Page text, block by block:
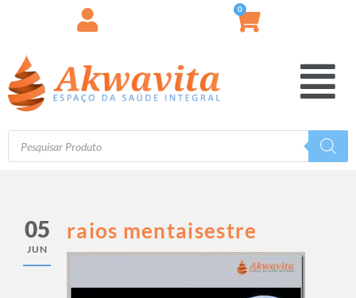
0
05
JUN
raios mentaisestre